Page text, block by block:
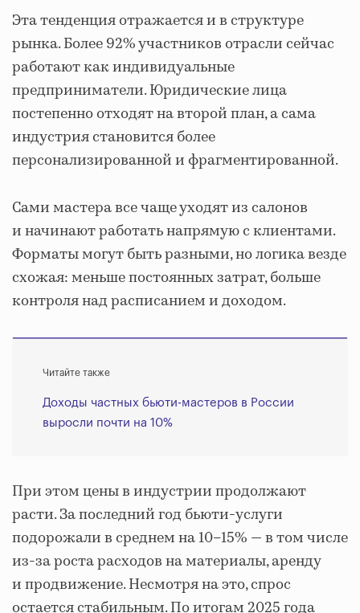
Эта тенденция отражается и в структуре
рынка. Более 92% участников отрасли сейчас
работают как индивидуальные
предприниматели. Юридические лица
постепенно отходят на второй план, а сама
индустрия становится более
персонализированной и фрагментированной.
Сами мастера все чаще уходят из салонов
и начинают работать напрямую с клиентами.
Форматы могут быть разными, но логика везде
схожая: меньше постоянных затрат, больше
контроля над расписанием и доходом.
Читайте также
Доходы частных бьюти-мастеров в России
выросли почти на 10%
При этом цены в индустрии продолжают
расти. За последний год бьюти-услуги
подорожали в среднем на 10–15% — в том числе
из-за роста расходов на материалы, аренду
и продвижение. Несмотря на это, спрос
остается стабильным. По итогам 2025 года